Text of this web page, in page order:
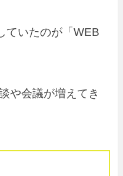
ていたのが「WEB
や会議が増えてき